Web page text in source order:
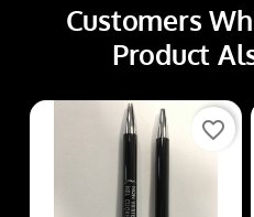
Customers
Product
favorite_border